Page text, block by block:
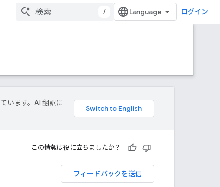
/ ログイン
います。AI 翻訳に
この情報は役に立ちましたか？
フィードバックを送信